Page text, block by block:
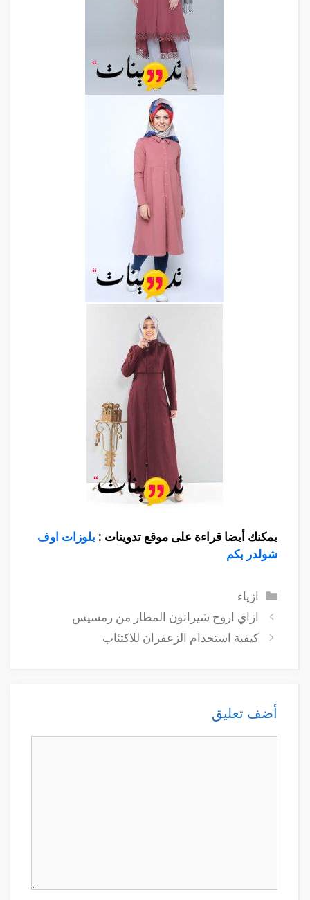
يمكنك أيضا قراءة على موقع تدوينات : بلوزات اوف
شولدر بكم
التصنيفات
ازياء
ازاي اروح شيراتون المطار من رمسيس
كيفية استخدام الزعفران للاكتئاب
أضف تعليق